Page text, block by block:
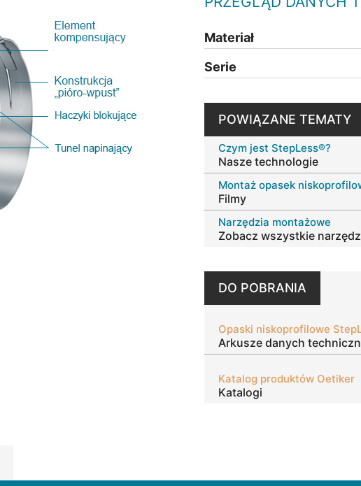
Materiał
Serie
POWIĄZANE TEMATY
Czym jest StepLess®?
Nasze technologie
Montaż opasek
Filmy
Narzędzia montażowe
Zobacz wszystkie
DO POBRANIA
Opaski niskoprofilowe
Arkusze danych
Katalog produktów Oetiker
Katalogi